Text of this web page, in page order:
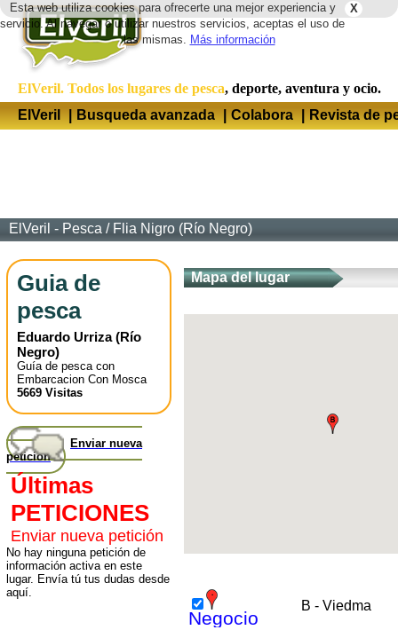
X
Esta web utiliza cookies para ofrecerte una mejor experiencia y
servicio. Al navegar o utilizar nuestros servicios, aceptas el uso de
las mismas. Más información
ElVeril. Todos los lugares de pesca, deporte, aventura y ocio.
ElVeril
| Busqueda avanzada | Colabora | Revista de
ElVeril - Pesca / Flia Nigro (Río Negro)
Guia de
pesca
Eduardo Urriza(Río
Negro)
Guía de pesca con
Embarcacion Con Mosca
5669 Visitas
Enviar nueva
petición
Últimas
PETICIONES
Enviar nueva petición
No hay ninguna petición de
información activa en este
lugar. Envía tú tus dudas desde
aquí.
Mapa del lugar
Negocio
B - Viedma